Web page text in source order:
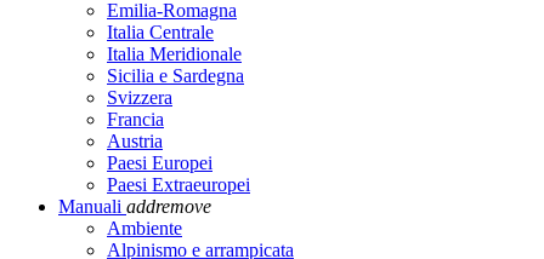
Emilia-Romagna
Italia Centrale
Italia Meridionale
Sicilia e Sardegna
Svizzera
Francia
Austria
Paesi Europei
Paesi Extraeuropei
Manuali addremove
Ambiente
Alpinismo e arrampicata